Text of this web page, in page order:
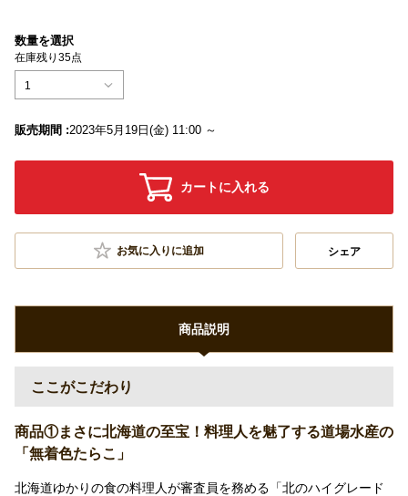
数量を選択
在庫残り35点
1
販売期間 :2023年5月19日(金) 11:00 ～
カートに入れる
お気に入りに追加 シェア
商品説明
ここがこだわり
商品①まさに北海道の至宝！料理人を魅了する道場水産の
「無着色たらこ」
北海道ゆかりの食の料理人が審査員を務める「北のハイグレード